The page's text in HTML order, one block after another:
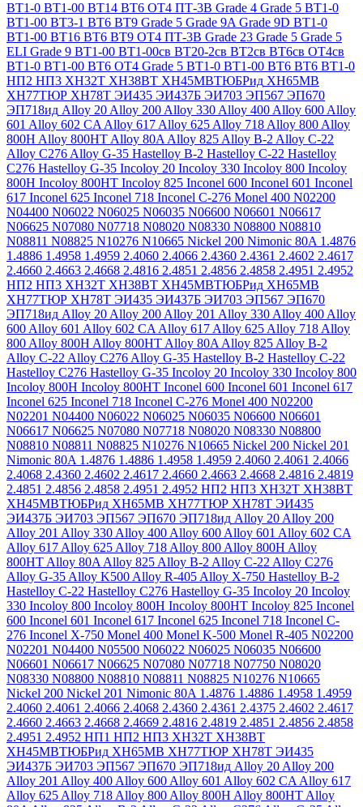
ВТ1-0 ВТ1-00 ВТ14 ВТ6 ОТ4 ПТ-3В Grade 4 Grade 5 ВТ1-0
ВТ1-00 ВТ3-1 ВТ6 ВТ9 Grade 5 Grade 9A Grade 9D ВТ1-0
ВТ1-00 ВТ16 ВТ6 ВТ9 ОТ4 ПТ-3В Grade 23 Grade 5 Grade 5
ELI Grade 9 ВТ1-00 ВТ1-00св ВТ20-2св ВТ2св ВТ6св ОТ4св
ВТ1-0 ВТ1-00 ВТ6 ОТ4 Grade 5 ВТ1-0 ВТ1-00 ВТ6 ВТ6 ВТ1-0
НП2 НП3 ХН32Т ХН38ВТ ХН45МВТЮБРид ХН65МВ
ХН77ТЮР ХН78Т ЭИ435 ЭИ437Б ЭИ703 ЭП567 ЭП670
ЭП718ид Alloy 20 Alloy 200 Alloy 330 Alloy 400 Alloy 600 Alloy
601 Alloy 602 CA Alloy 617 Alloy 625 Alloy 718 Alloy 800 Alloy
800H Alloy 800HT Alloy 80A Alloy 825 Alloy B-2 Alloy C-22
Alloy C276 Alloy G-35 Hastelloy B-2 Hastelloy C-22 Hastelloy
C276 Hastelloy G-35 Incoloy 20 Incoloy 330 Incoloy 800 Incoloy
800H Incoloy 800HT Incoloy 825 Inconel 600 Inconel 601 Inconel
617 Inconel 625 Inconel 718 Inconel C-276 Monel 400 N02200
N04400 N06022 N06025 N06035 N06600 N06601 N06617
N06625 N07080 N07718 N08020 N08330 N08800 N08810
N08811 N08825 N10276 N10665 Nickel 200 Nimonic 80A 1.4876
1.4886 1.4958 1.4959 2.4060 2.4066 2.4360 2.4361 2.4602 2.4617
2.4660 2.4663 2.4668 2.4816 2.4851 2.4856 2.4858 2.4951 2.4952
НП2 НП3 ХН32Т ХН38ВТ ХН45МВТЮБРид ХН65МВ
ХН77ТЮР ХН78Т ЭИ435 ЭИ437Б ЭИ703 ЭП567 ЭП670
ЭП718ид Alloy 20 Alloy 200 Alloy 201 Alloy 330 Alloy 400 Alloy
600 Alloy 601 Alloy 602 CA Alloy 617 Alloy 625 Alloy 718 Alloy
800 Alloy 800H Alloy 800HT Alloy 80A Alloy 825 Alloy B-2
Alloy C-22 Alloy C276 Alloy G-35 Hastelloy B-2 Hastelloy C-22
Hastelloy C276 Hastelloy G-35 Incoloy 20 Incoloy 330 Incoloy 800
Incoloy 800H Incoloy 800HT Inconel 600 Inconel 601 Inconel 617
Inconel 625 Inconel 718 Inconel C-276 Monel 400 N02200
N02201 N04400 N06022 N06025 N06035 N06600 N06601
N06617 N06625 N07080 N07718 N08020 N08330 N08800
N08810 N08811 N08825 N10276 N10665 Nickel 200 Nickel 201
Nimonic 80A 1.4876 1.4886 1.4958 1.4959 2.4060 2.4061 2.4066
2.4068 2.4360 2.4602 2.4617 2.4660 2.4663 2.4668 2.4816 2.4819
2.4851 2.4856 2.4858 2.4951 2.4952 НП2 НП3 ХН32Т ХН38ВТ
ХН45МВТЮБРид ХН65МВ ХН77ТЮР ХН78Т ЭИ435
ЭИ437Б ЭИ703 ЭП567 ЭП670 ЭП718ид Alloy 20 Alloy 200
Alloy 201 Alloy 330 Alloy 400 Alloy 600 Alloy 601 Alloy 602 CA
Alloy 617 Alloy 625 Alloy 718 Alloy 800 Alloy 800H Alloy
800HT Alloy 80A Alloy 825 Alloy B-2 Alloy C-22 Alloy C276
Alloy G-35 Alloy K500 Alloy R-405 Alloy X-750 Hastelloy B-2
Hastelloy C-22 Hastelloy C276 Hastelloy G-35 Incoloy 20 Incoloy
330 Incoloy 800 Incoloy 800H Incoloy 800HT Incoloy 825 Inconel
600 Inconel 601 Inconel 617 Inconel 625 Inconel 718 Inconel C-
276 Inconel X-750 Monel 400 Monel K-500 Monel R-405 N02200
N02201 N04400 N05500 N06022 N06025 N06035 N06600
N06601 N06617 N06625 N07080 N07718 N07750 N08020
N08330 N08800 N08810 N08811 N08825 N10276 N10665
Nickel 200 Nickel 201 Nimonic 80A 1.4876 1.4886 1.4958 1.4959
2.4060 2.4061 2.4066 2.4068 2.4360 2.4361 2.4375 2.4602 2.4617
2.4660 2.4663 2.4668 2.4669 2.4816 2.4819 2.4851 2.4856 2.4858
2.4951 2.4952 НП1 НП2 НП3 ХН32Т ХН38ВТ
ХН45МВТЮБРид ХН65МВ ХН77ТЮР ХН78Т ЭИ435
ЭИ437Б ЭИ703 ЭП567 ЭП670 ЭП718ид Alloy 20 Alloy 200
Alloy 201 Alloy 400 Alloy 600 Alloy 601 Alloy 602 CA Alloy 617
Alloy 625 Alloy 718 Alloy 800 Alloy 800H Alloy 800HT Alloy